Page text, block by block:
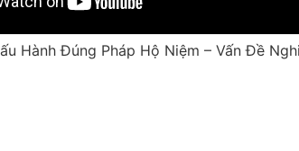
Hành Đúng Pháp Hộ Niệm – Vấn Đề